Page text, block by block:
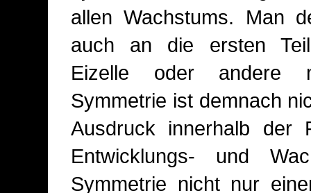
allen Wachstums. Man
auch an die ersten
Eizelle oder andere
Symmetrie ist demnach
Ausdruck innerhalb der
Entwicklungs- und
Symmetrie nicht nur